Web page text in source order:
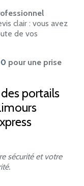
clair : vous avez
de vos
pour une prise
portails
sécurité et votre